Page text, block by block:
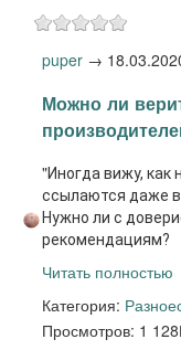
puper →
Можно ли
"Иногда вижу, как
ссылаются даже в
Нужно ли с
рекомендациям?
Читать полностью
Категория: Разное
Просмотров: 1 128